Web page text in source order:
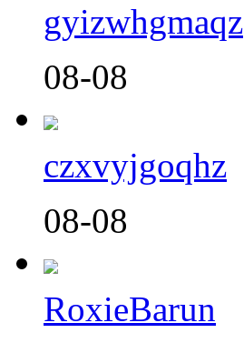
gyizwhgmaqz
08-08
czxvyjgoqhz
08-08
RoxieBarun